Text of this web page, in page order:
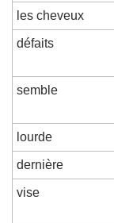
les cheveux
défaits
semble
lourde
dernière
vise